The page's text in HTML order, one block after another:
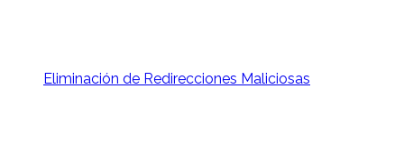
Eliminación de Redirecciones Maliciosas